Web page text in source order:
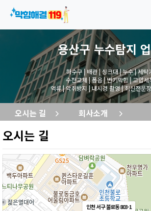
용산구 누수탐지
하수구 | 배관 | 싱크대 | 누수 | 세탁
수전교체 | 폽옵 | 변기막힘 | 고압세
역류 | 악취방지 | 내시경 촬영 | 최신전문
오시는 길 회사소개
오시는 길
인천 서구 불로동 803-1